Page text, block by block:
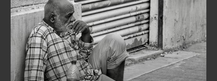
Faire un don, c’est soutenir l’action de nos
bénévoles. Ils nous permettent d'aider chaque
année des millions de personnes.
JE FAIS UN DON